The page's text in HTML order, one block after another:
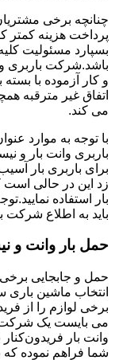
چنانچه برخی
پرداخت هزینه کمتر
بسپارد مسئولیت
باشد.شرکت باربری
و کار آزموده با
اتفاق غیر مترقبه
می کند.
با توجه به موارد
باربری وانت بار و
برای باربری بار
زد این در حالی است
بار استفاده
باید به اطلاع شرکت
حمل بار وانت و
حمل و جابجایی
انتخاب ماشین
برخی لوازم را از
می بایست یک شرکت
وانت بار
شما فراهم نموده که